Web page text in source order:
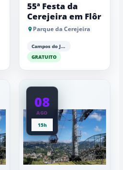
55ª Festa da
Cerejeira em Flôr
Parque da Cerejeira
Campos do Jordão
GRATUITO
08
AGO
15h